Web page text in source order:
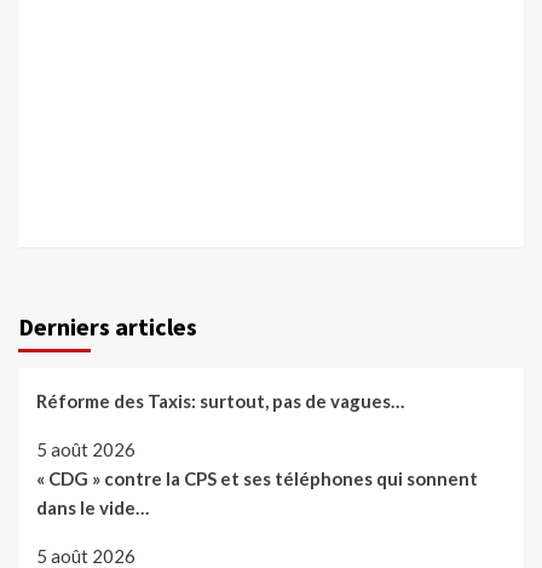
Derniers articles
Réforme des Taxis: surtout, pas de vagues…
5 août 2026
« CDG » contre la CPS et ses téléphones qui sonnent
dans le vide…
5 août 2026